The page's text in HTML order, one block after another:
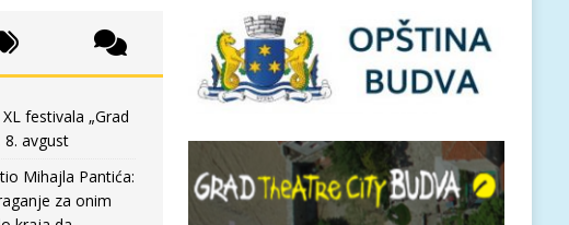
festivala „Grad
avgust
Mihajla Pantića:
za onim